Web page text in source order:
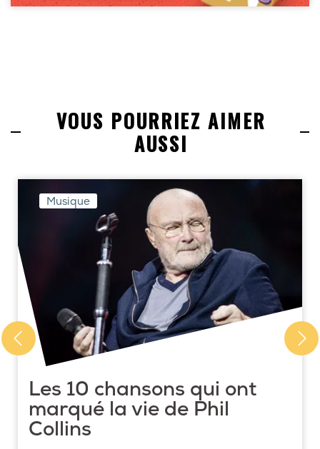
VOUS POURRIEZ AIMER
AUSSI
Musique
Les 10 chansons qui ont
marqué la vie de Phil
Collins